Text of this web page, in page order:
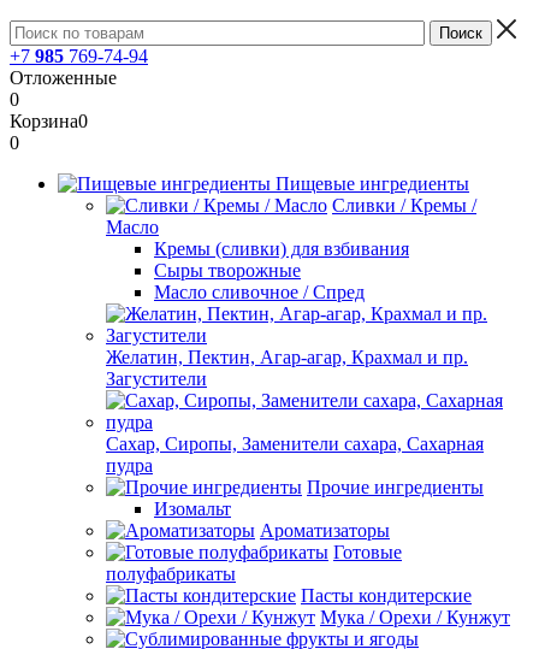
+7 985 769-74-94
Отложенные
0
Корзина0
0
Пищевые ингредиенты
Сливки / Кремы /
Масло
Кремы (сливки) для взбивания
Сыры творожные
Масло сливочное / Спред
Желатин, Пектин, Агар-агар, Крахмал и пр.
Загустители
Сахар, Сиропы, Заменители сахара, Сахарная
пудра
Прочие ингредиенты
Изомальт
Ароматизаторы
Готовые
полуфабрикаты
Пасты кондитерские
Мука / Орехи / Кунжут